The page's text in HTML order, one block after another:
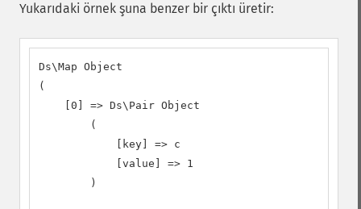
Yukarıdaki örnek şuna benzer bir çıktı üretir:
Ds\Map Object
(
    [0] => Ds\Pair Object
        (
            [key] => c
            [value] => 1
        )